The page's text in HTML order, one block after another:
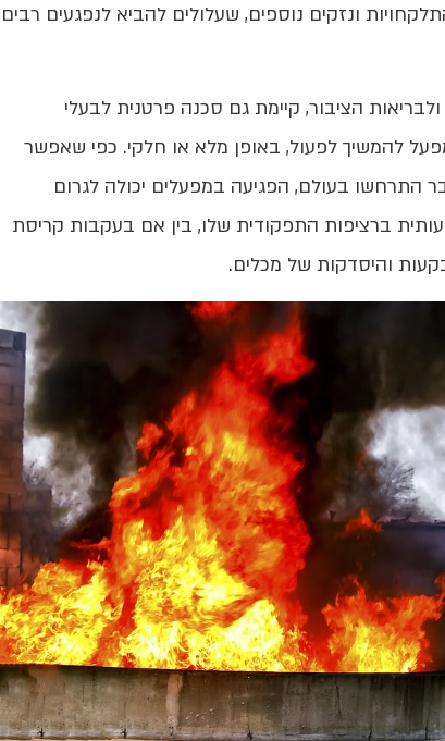
ונזקים נוספים, שעלולים להביא לנפגעים רבים
הציבור, קיימת גם סכנה פרטנית לבעלי
להמשיך לפעול, באופן מלא או חלקי. כפי שאפשר
התרחשו בעולם, הפגיעה במפעלים יכולה לגרום
ברציפות התפקודית שלו, בין אם בעקבות קריסת
והיסדקות של מכלים.